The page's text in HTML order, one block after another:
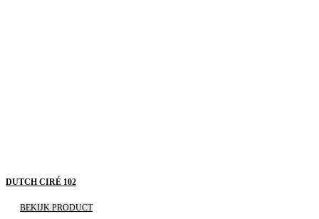
DUTCH CIRÉ 102
BEKIJK PRODUCT